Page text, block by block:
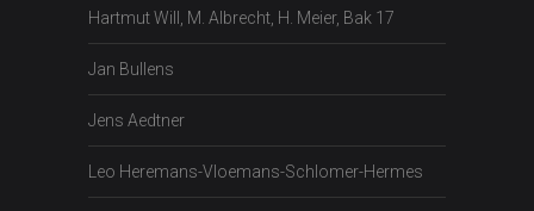
Hartmut Will, M. Albrecht, H. Meier, Bak 17
Jan Bullens
Jens Aedtner
Leo Heremans-Vloemans-Schlomer-Hermes